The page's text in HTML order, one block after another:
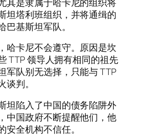
坦塔利班组织，并将通缉的
巴基斯坦军队。
哈卡尼不会遵守。原因是坎
TTP 领导人拥有相同的祖先
军队别无选择，只能与 TTP
判。
坦陷入了中国的债务陷阱外
中国政府不断提醒他们，他
安全机构不信任。